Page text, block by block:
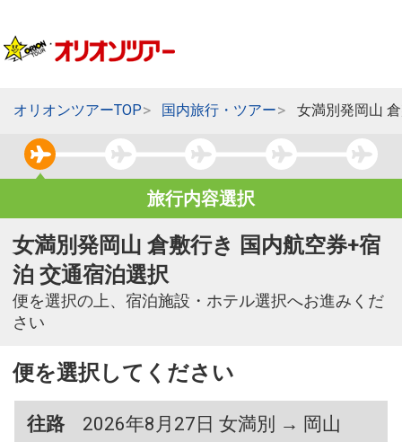
オリオンツアーTOP 国内旅行・ツアー 女満別発岡山
旅行内容選択
女満別発岡山 倉敷行き 国内航空券+宿
泊 交通宿泊選択
便を選択の上、宿泊施設・ホテル選択へお進みくだ
さい
便を選択してください
往路
2026年8月27日 女満別 → 岡山